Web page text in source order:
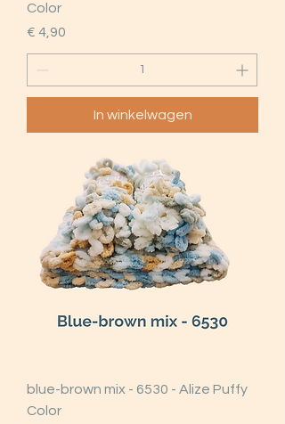
Color
Prijs
€ 4,90
In winkelwagen
blue-brown mix - 6530 - Alize Puffy
Color